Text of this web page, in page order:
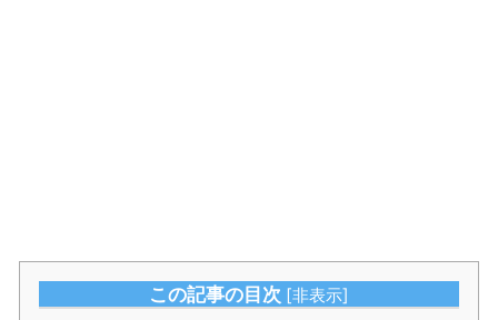
この記事の目次 [非表示]